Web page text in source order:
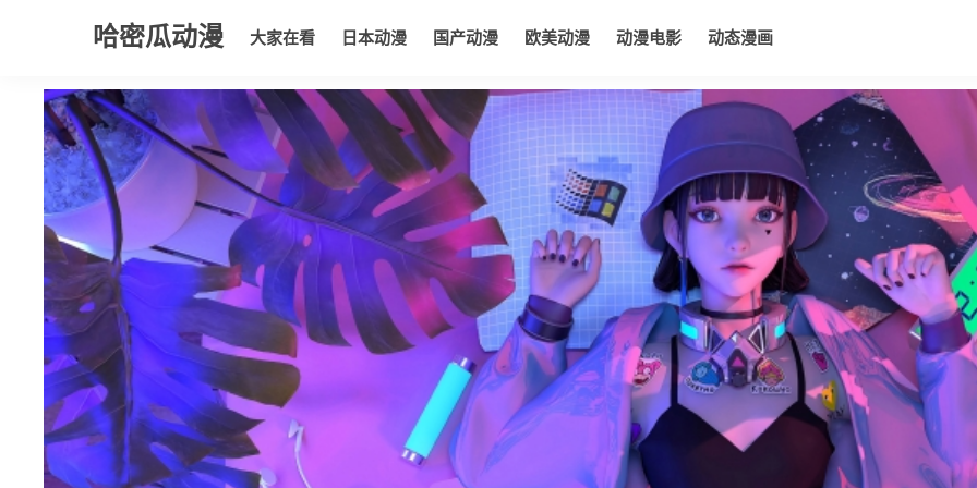
哈密瓜动漫 大家在看 日本动漫 国产动漫 欧美动漫 动漫电影 动态漫画
大家在看 日本动漫 国产动漫 欧美动漫 动漫电影 动态漫画